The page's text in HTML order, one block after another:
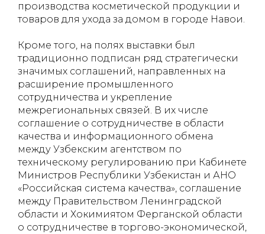
производства косметической продукции и
товаров для ухода за домом в городе Навои.
Кроме того, на полях выставки был
традиционно подписан ряд стратегически
значимых соглашений, направленных на
расширение промышленного
сотрудничества и укрепление
межрегиональных связей. В их числе
соглашение о сотрудничестве в области
качества и информационного обмена
между Узбекским агентством по
техническому регулированию при Кабинете
Министров Республики Узбекистан и АНО
«Российская система качества», соглашение
между Правительством Ленинградской
области и Хокимиятом Ферганской области
о сотрудничестве в торгово-экономической,